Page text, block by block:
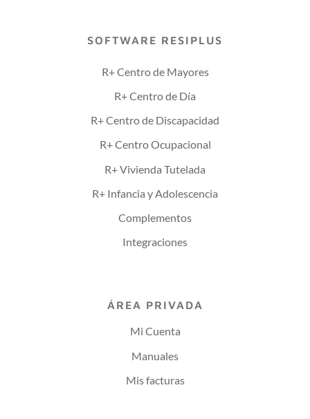
SOFTWARE RESIPLUS
R+ Centro de Mayores
R+ Centro de Día
R+ Centro de Discapacidad
R+ Centro Ocupacional
R+ Vivienda Tutelada
R+ Infancia y Adolescencia
Complementos
Integraciones
ÁREA PRIVADA
Mi Cuenta
Manuales
Mis facturas